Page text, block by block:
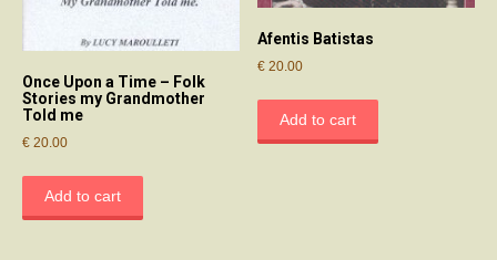
Once Upon a Time – Folk
Stories my Grandmother
Told me
€ 20.00
Add to cart
Afentis Batistas
€ 20.00
Add to cart